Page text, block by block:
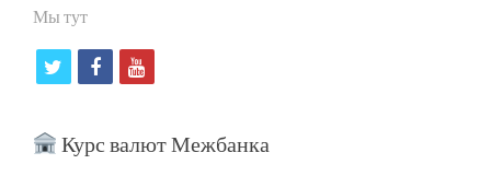
Мы тут
i
f
c
y
u
Курс валют Межбанка